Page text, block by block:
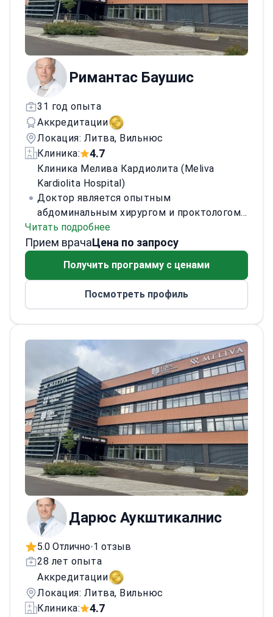
Римантас Баушис
31 год опыта
Аккредитации
Локация: Литва, Вильнюс
Клиника:
4.7
Клиника Мелива Кардиолита (Meliva
Kardiolita Hospital)
Доктор является опытным
абдоминальным хирургом и проктологом,
специализирующимся на передовых
хирургических процедурах, связанных с
на минимально инвазивные техники,
сложных операций, способствуя
Доктор признан за экспертность как в
общих, так и в специализированных
абдоминальных операциях, имея
множество аккредитаций в области
хирургического мастерства и ухода за
пациентами.<\/p>
Читать подробнее
Прием врачаЦена по запросу
Получить программу с ценами
Посмотреть профиль
Дарюс Аукштикалнис
5.0 Отлично•1 отзыв
28 лет опыта
Аккредитации
Локация: Литва, Вильнюс
Клиника:
4.7